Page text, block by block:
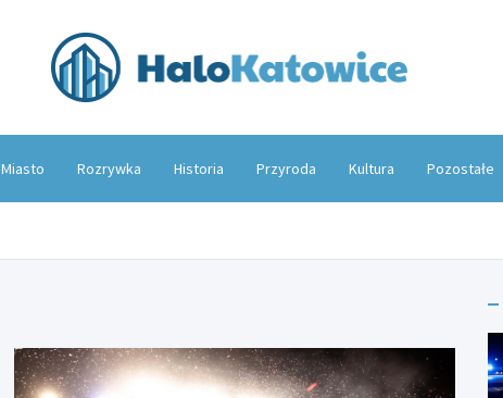
Miasto Rozrywka Historia Przyroda Kultura Pozostałe